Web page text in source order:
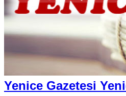
Yenice Gazetesi